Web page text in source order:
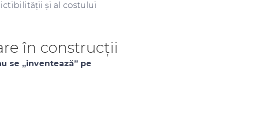
și al costului
în construcții
se „inventează” pe